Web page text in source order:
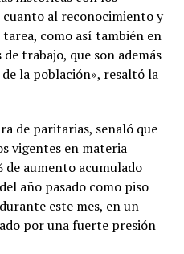
cuanto al reconocimiento y
como así también en
trabajo, que son además
la población», resaltó la
de paritarias, señaló que
vigentes en materia
de aumento acumulado
año pasado como piso
este mes, en un
por una fuerte presión